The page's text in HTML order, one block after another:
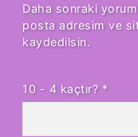
Daha sonraki
posta adresim ve
kaydedilsin.
10 - 4 kaçtır? *